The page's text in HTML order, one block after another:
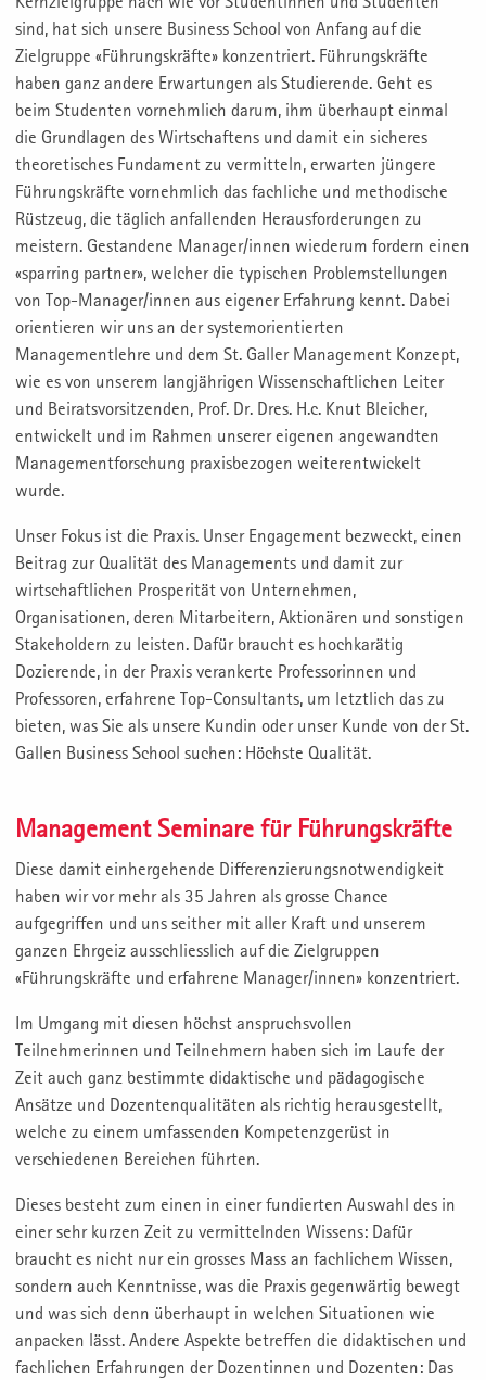
sind, hat sich unsere Business School von Anfang auf die
Zielgruppe «Führungskräfte» konzentriert. Führungskräfte
haben ganz andere Erwartungen als Studierende. Geht es
beim Studenten vornehmlich darum, ihm überhaupt einmal
die Grundlagen des Wirtschaftens und damit ein sicheres
theoretisches Fundament zu vermitteln, erwarten jüngere
Führungskräfte vornehmlich das fachliche und methodische
Rüstzeug, die täglich anfallenden Herausforderungen zu
meistern. Gestandene Manager/innen wiederum fordern einen
«sparring partner», welcher die typischen Problemstellungen
von Top-Manager/innen aus eigener Erfahrung kennt. Dabei
orientieren wir uns an der systemorientierten
Managementlehre und dem St. Galler Management Konzept,
wie es von unserem langjährigen Wissenschaftlichen Leiter
und Beiratsvorsitzenden, Prof. Dr. Dres. H.c. Knut Bleicher,
entwickelt und im Rahmen unserer eigenen angewandten
Managementforschung praxisbezogen weiterentwickelt
wurde.
Unser Fokus ist die Praxis. Unser Engagement bezweckt, einen
Beitrag zur Qualität des Managements und damit zur
wirtschaftlichen Prosperität von Unternehmen,
Organisationen, deren Mitarbeitern, Aktionären und sonstigen
Stakeholdern zu leisten. Dafür braucht es hochkarätig
Dozierende, in der Praxis verankerte Professorinnen und
Professoren, erfahrene Top-Consultants, um letztlich das zu
bieten, was Sie als unsere Kundin oder unser Kunde von der St.
Gallen Business School suchen: Höchste Qualität.
Management Seminare für Führungskräfte
Diese damit einhergehende Differenzierungsnotwendigkeit
haben wir vor mehr als 35 Jahren als grosse Chance
aufgegriffen und uns seither mit aller Kraft und unserem
ganzen Ehrgeiz ausschliesslich auf die Zielgruppen
«Führungskräfte und erfahrene Manager/innen» konzentriert.
Im Umgang mit diesen höchst anspruchsvollen
Teilnehmerinnen und Teilnehmern haben sich im Laufe der
Zeit auch ganz bestimmte didaktische und pädagogische
Ansätze und Dozentenqualitäten als richtig herausgestellt,
welche zu einem umfassenden Kompetenzgerüst in
verschiedenen Bereichen führten.
Dieses besteht zum einen in einer fundierten Auswahl des in
einer sehr kurzen Zeit zu vermittelnden Wissens: Dafür
braucht es nicht nur ein grosses Mass an fachlichem Wissen,
sondern auch Kenntnisse, was die Praxis gegenwärtig bewegt
und was sich denn überhaupt in welchen Situationen wie
anpacken lässt. Andere Aspekte betreffen die didaktischen und
fachlichen Erfahrungen der Dozentinnen und Dozenten: Das